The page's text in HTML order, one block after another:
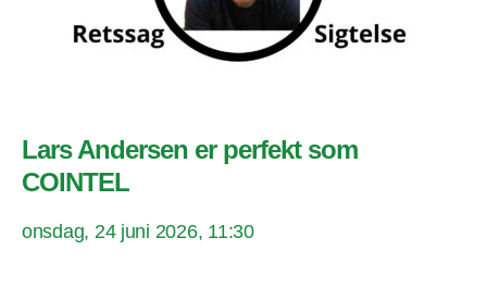
Lars Andersen er perfekt som
COINTEL
onsdag, 24 juni 2026, 11:30